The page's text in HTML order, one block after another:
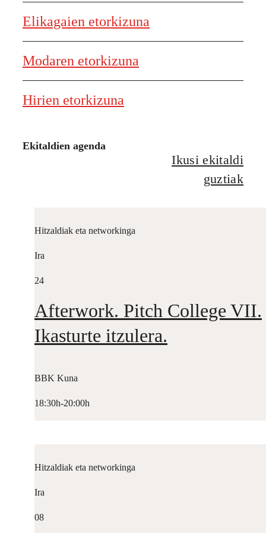
Elikagaien etorkizuna
Modaren etorkizuna
Hirien etorkizuna
Ekitaldien agenda
Ikusi ekitaldi
guztiak
Hitzaldiak eta networkinga
Ira
24
Afterwork. Pitch College VII.
Ikasturte itzulera.
BBK Kuna
18:30h-20:00h
Hitzaldiak eta networkinga
Ira
08